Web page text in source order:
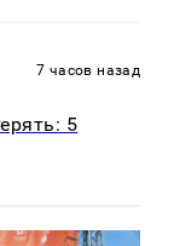
7 часов назад
5